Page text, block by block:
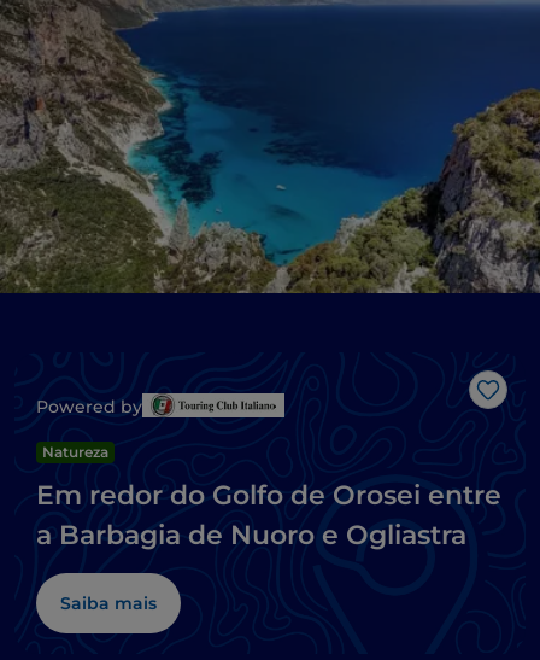
Powered by
Natureza
Em redor do Golfo de Orosei entre
a Barbagia de Nuoro e Ogliastra
Saiba mais